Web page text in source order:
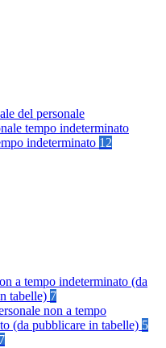
del personale
tempo indeterminato
indeterminato 12
a tempo indeterminato (da
tabelle) 7
non a tempo
(da pubblicare in tabelle) 5